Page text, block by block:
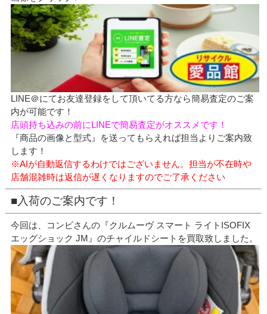
LINE＠にてお友達登録をして頂いてる方なら簡易査定のご案
内が可能です！
店頭持ち込みの前にLINEで簡易査定がオススメです！
『商品の画像と型式』を送ってもらえれば担当よりご案内致
します！
※AIが自動返信するわけではございません。担当が不在時や
店舗混雑時は返信が遅くなりますのでご了承ください
■入荷のご案内です！
今回は、コンビさんの『クルムーヴ スマート ライトISOFIX
エッグショック JM』のチャイルドシートを買取致しました。